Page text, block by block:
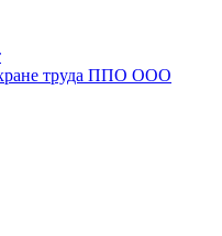
труда ППО ООО